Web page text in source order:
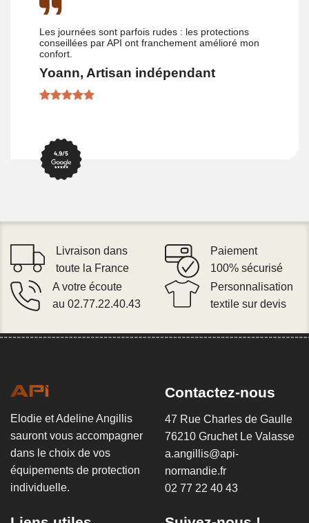
Les journées sont parfois rudes : les protections
conseillées par API ont franchement amélioré mon
confort.
Yoann, Artisan indépendant
Livraison dans
toute la France
Paiement
100% sécurisé
A votre écoute
au 02.77.22.40.43
Personnalisation
textile sur devis
Elodie et Adeline Angillis
sauront vous accompagner
dans le choix de vos
équipements de protection
individuelle.
Contactez-nous
47 Rue Charles de Gaulle
76210 Gruchet Le Valasse
a.angillis@api-
normandie.fr
02 77 22 40 43